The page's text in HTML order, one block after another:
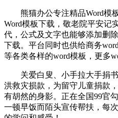
熊猫办公专注精品Word模
Word模板下载，敬老院平安记
代，公式及文字也能够添加删
下载。平台同时也供给商务
等各类各样的word模板，更多
关爱白叟、小手拉大手捐书
洪救灾损款，为留守儿童捐款
有胡然的身影。正在全国99官
一顿早饭而陌头宣传帮扶，每